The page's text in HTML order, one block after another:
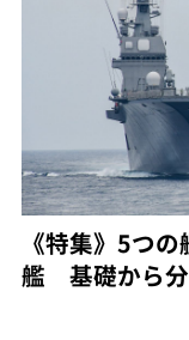
《特集》5つ
艦 基礎から分